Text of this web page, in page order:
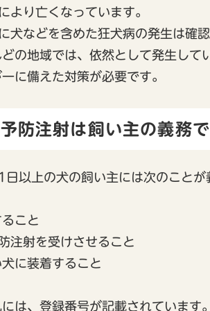
より亡くなっています。
などを含めた狂犬病の発生は確
の地域では、依然として発生して
に備えた対策が必要です。
防注射は飼い主の義務
以上の犬の飼い主には次のことが
こと
注射を受けさせること
に装着すること
は、登録番号が記載されています